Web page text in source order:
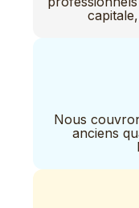
Nous
anciens